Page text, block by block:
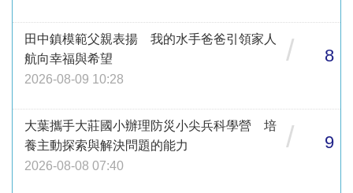
田中鎮模範父親表揚 我的水手爸爸引領家人
航向幸福與希望
2026-08-09 10:28
/ 8
大葉攜手大莊國小辦理防災小尖兵科學營 培
養主動探索與解決問題的能力
2026-08-08 07:40
/ 9